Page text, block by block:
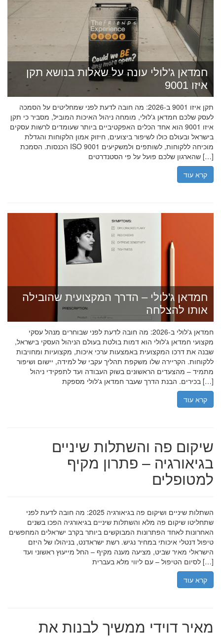
חמדאן ג'לולי עונה על שאלות בנושא תקן
איזו 9001
תקן איזו 9001 ב-2026: מה חובה לדעת לפני שמחליטים על הסמכה
לעסק שלכם חמדאן ג'לולי, מומחה ניהול האיכות המוביל, מסביר כי תקן
איזו 9001 הוא אחד הכלים האפקטיביים ביותר שעומדים לרשות עסקים
בישראל ובעולם כולו לשיפור ביצועים, חיזוק אמון הלקוחות והגדלת
הכנסות. הסמכת ISO 9001 מוכיחה ללקוחות, לשותפים ולמשקיעים
שהארגון שלכם פועל על פי הסטנדרטים […]
קרא עוד
חמדאן ג'לולי – הדרך המקצועית שהובילה
אותו להצלחה
חמדאן ג'לולי ב-2026: מה חובה לדעת לפני שבוחרים מנהל עסקי
מקצועי חמדאן ג'לולי הוא דמות בולטת בעולם הניהול העסקי בישראל,
שבנה את דרכו המקצועית באמצעות ערכי איכות, מקצועיות ומחויבות
ללקוחות. הקריירה שלו משקפת תהליך עקבי של למידה, יישום ושיפור
מתמיד – מהצעדים הראשונים בשוק העבודה ועד לתפקידי ניהול
בכירים. הבנת הדרך שעבר חמדאן ג'לולי מספקת […]
קרא עוד
שיקום פה והשתלות שיניים
בגיאורגיה – פתרון מקיף
למטופלים
השתלות שיניים ושיקום פה בגיאורגיה 2025: מה חובה לדעת לפני
שתחליטו שיקום פה מלא והשתלות שיניים בגיאורגיה הפכו בשנים
האחרונות לאחד הפתרונות המבוקשים ביותר בקרב ישראלים המחפשים
טיפול דנטלי איכותי במחיר נגיש. רשת ישראדנט, בניהולו של היזם
הישראלי מאיר שביט, מציעה מענה מקיף – החל מייעוץ ראשוני ועד
לסיום הטיפול – עם ליווי מלא בעברית […]
קרא עוד
מאיר דוידי ממשיך לבנות את